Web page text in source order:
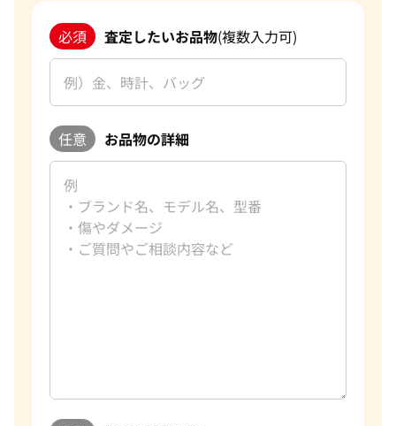
ピンクゴールド 買取
ホワイトゴールド 買取
金コンビ 買取
プラチナ 買取
プラチナインゴット 買取
Pt1000 買取
Pt950 買取
Pt900 買取
Pt850 買取
Pt&Pm 買取
銀･シルバー 買取
ミキモト 買取
ショーメ 買取
買取可能な商品をもっと見る
リシャール・ミル
ブライトリング
ヴァシュロン・コンスタンタン 買取
A. ランゲ&
ゾーネ 買取
パネライ 買取
ブルガリ 買取
フランク ミュラー 買取
IWC 買取
買取可能な商品をもっと見る
必須 査定したいお品物(複数入力可)
任意 お品物の詳細